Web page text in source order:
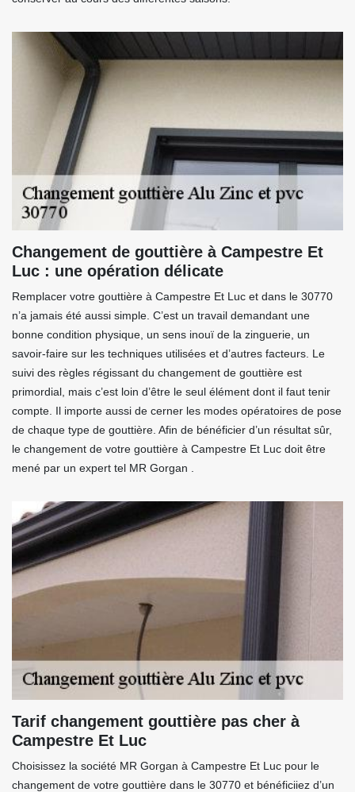
Changement de gouttière à Campestre Et
Luc : une opération délicate
Remplacer votre gouttière à Campestre Et Luc et dans le 30770
n’a jamais été aussi simple. C’est un travail demandant une
bonne condition physique, un sens inouï de la zinguerie, un
savoir-faire sur les techniques utilisées et d’autres facteurs. Le
suivi des règles régissant du changement de gouttière est
primordial, mais c’est loin d’être le seul élément dont il faut tenir
compte. Il importe aussi de cerner les modes opératoires de pose
de chaque type de gouttière. Afin de bénéficier d’un résultat sûr,
le changement de votre gouttière à Campestre Et Luc doit être
mené par un expert tel MR Gorgan .
Tarif changement gouttière pas cher à
Campestre Et Luc
Choisissez la société MR Gorgan à Campestre Et Luc pour le
changement de votre gouttière dans le 30770 et bénéficiiez d’un